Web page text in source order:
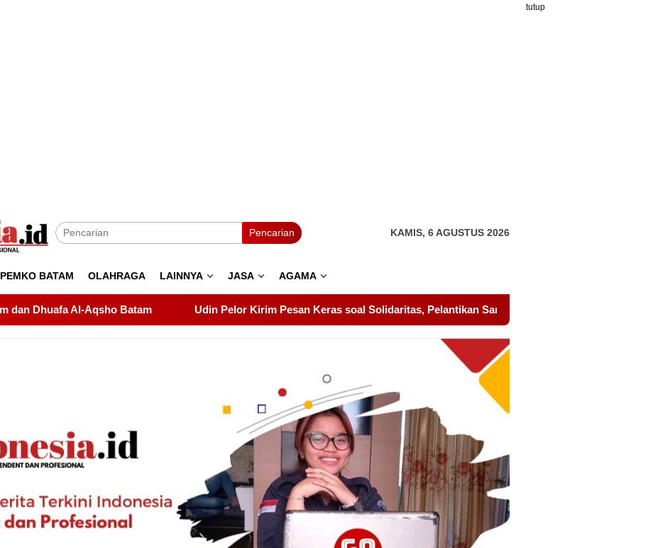
tutup
Pencarian KAMIS, 6 AGUSTUS 2026
PEMKO BATAM OLAHRAGA LAINNYA JASA AGAMA
Udin Pelor Kirim Pesan Keras soal Solidaritas, Pelantikan Sambang Gagak Hitam Jadi Sinyal Kekuatan Baru